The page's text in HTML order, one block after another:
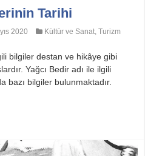
Tarihi
2020 Kültür ve Sanat,Turizm
bilgiler destan ve hikâye gibi
Yağcı Bedir adı ile ilgili
bazı bilgiler bulunmaktadır.